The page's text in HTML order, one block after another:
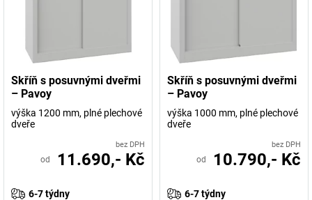
Skříň s posuvnými dveřmi
– Pavoy
výška 1200 mm, plné plechové
dveře
bez DPH
od 11.690,- Kč
6-7 týdny
Skříň s posuvnými dveřmi
– Pavoy
výška 1000 mm, plné plechové
dveře
bez DPH
od 10.790,- Kč
6-7 týdny